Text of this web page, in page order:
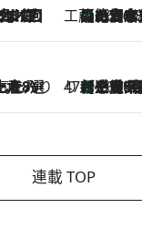
ム 工藤まやの
【ハワイ土産】ローカルの絶大な支持で復活！ 絶品の幻クッキー《元ファンの日本人女
」で必須のお土産8選 47都道府県の手みやげ ひ
【三重県】この夏絶対食べたい 冷やしておいしい
連載 TOP